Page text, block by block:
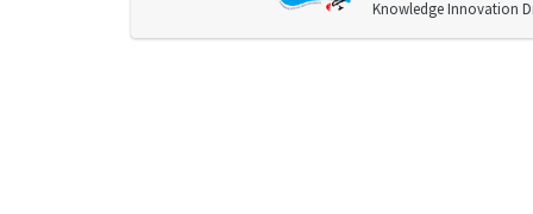
Knowledge Innovation